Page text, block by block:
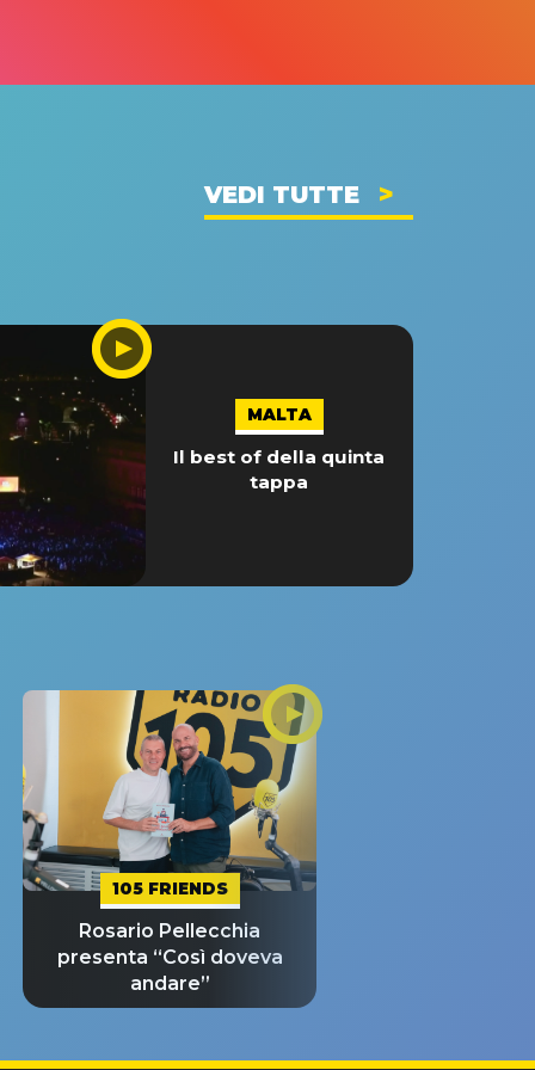
VEDI TUTTE
MALTA
Il best of della quinta
tappa
105 FRIENDS
Rosario Pellecchia
presenta “Così doveva
andare”